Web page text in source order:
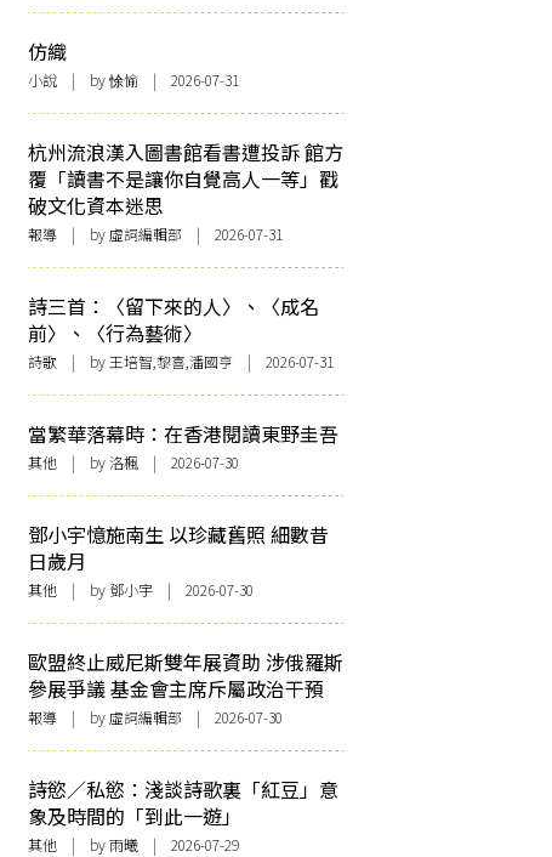
仿織
小說 | by 悇愉 | 2026-07-31
杭州流浪漢入圖書館看書遭投訴 館方
覆「讀書不是讓你自覺高人一等」戳
破文化資本迷思
報導 | by 虛詞編輯部 | 2026-07-31
詩三首：〈留下來的人〉、〈成名
前〉、〈行為藝術〉
詩歌 | by 王培智,黎喜,潘國亨 | 2026-07-31
當繁華落幕時：在香港閱讀東野圭吾
其他 | by洛楓 | 2026-07-30
鄧小宇憶施南生 以珍藏舊照 細數昔
日歲月
其他 | by 鄧小宇 | 2026-07-30
歐盟終止威尼斯雙年展資助 涉俄羅斯
參展爭議 基金會主席斥屬政治干預
報導 | by 虛詞編輯部 | 2026-07-30
詩慾／私慾：淺談詩歌裏「紅豆」意
象及時間的「到此一遊」
其他 | by 雨曦 | 2026-07-29